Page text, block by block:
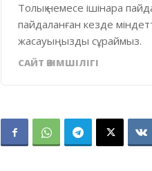
Толық немесе ішінара
пайдаланған кезде
жасауыңызды сұраймыз.
САЙТ ӘКІМШІЛІГІ